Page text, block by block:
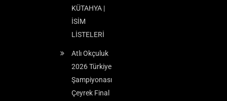
KÜTAHYA |
İSİM
LİSTELERİ
Atlı Okçuluk
2026 Türkiye
Şampiyonası
Çeyrek Final